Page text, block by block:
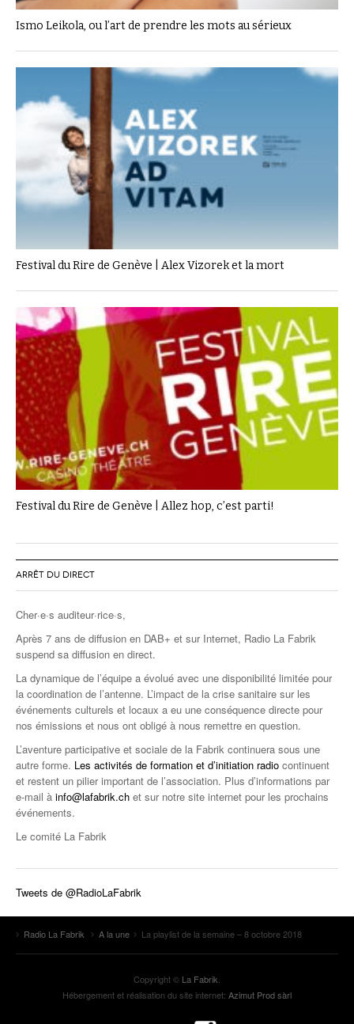
Ismo Leikola, ou l’art de prendre les mots au sérieux
Festival du Rire de Genève | Alex Vizorek et la mort
Festival du Rire de Genève | Allez hop, c’est parti!
ARRÊT DU DIRECT
Cher·e·s auditeur·rice·s,
Après 7 ans de diffusion en DAB+ et sur Internet, Radio La Fabrik
suspend sa diffusion en direct.
La dynamique de l’équipe a évolué avec une disponibilité limitée pour
la coordination de l’antenne. L’impact de la crise sanitaire sur les
événements culturels et locaux a eu une conséquence directe pour
nos émissions et nous ont obligé à nous remettre en question.
L’aventure participative et sociale de la Fabrik continuera sous une
autre forme. Les activités de formation et d’initiation radio continuent
et restent un pilier important de l’association. Plus d’informations par
e-mail à info@lafabrik.ch et sur notre site internet pour les prochains
événements.
Le comité La Fabrik
Tweets de @RadioLaFabrik
Radio La Fabrik A la une La playlist de la semaine – 8 octobre 2018
Copyright © La Fabrik
Hébergement et réalisation du site internet: Azimut Prod sàrl